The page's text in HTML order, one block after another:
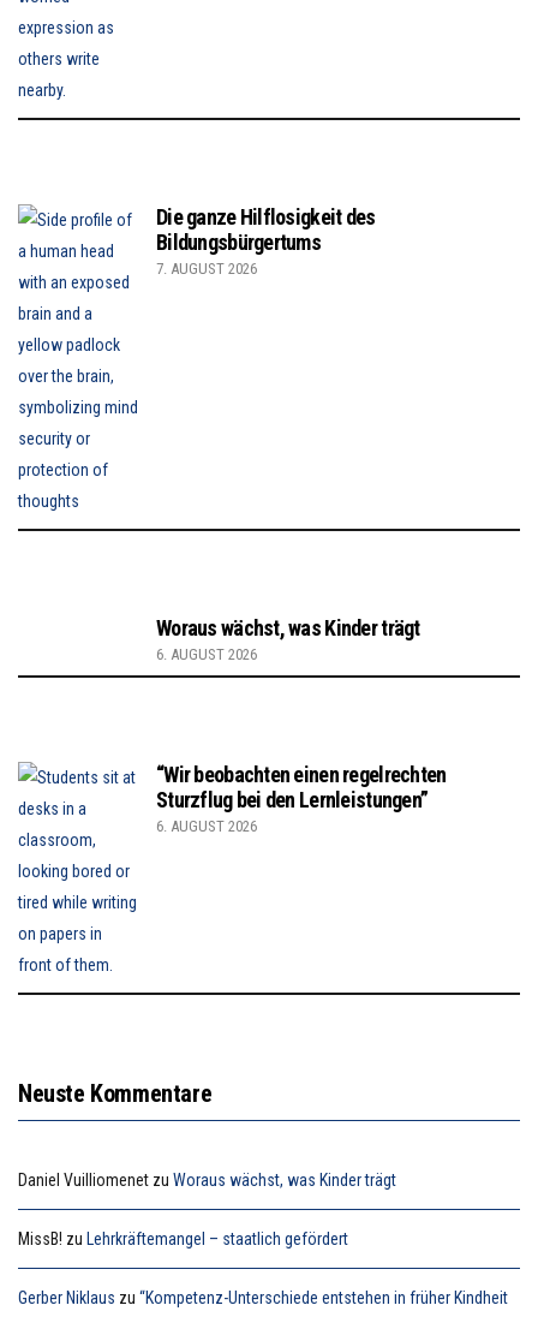
Die ganze Hilflosigkeit des
Bildungsbürgertums
7. AUGUST 2026
Woraus wächst, was Kinder trägt
6. AUGUST 2026
“Wir beobachten einen regelrechten
Sturzflug bei den Lernleistungen”
6. AUGUST 2026
Neuste Kommentare
Daniel Vuilliomenet zu Woraus wächst, was Kinder trägt
MissB! zu Lehrkräftemangel – staatlich gefördert
Gerber Niklaus zu “Kompetenz-Unterschiede entstehen in früher Kindheit